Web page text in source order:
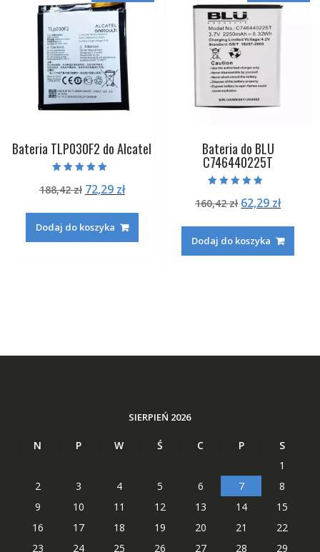
Bateria TLP030F2 do Alcatel
5.00
na 5
188,42zł Pierwotna
wynosiła:
188,42 zł.
72,29 złAktualna
72,29 zł.
Dodaj do koszyka
Bateria do BLU
C746440225T
5.00
na 5
160,42zł Pierwotna
wynosiła:
160,42 zł.
62,29 zł
62,29
Dodaj do koszyka
SIERPIEŃ 2026
N P W Ś C P
S
1
2
3 4 5 6 7
8
9
10 11 12 13 14
15
16
17 18 19 20 21
22
23
24 25 26 27 28
29